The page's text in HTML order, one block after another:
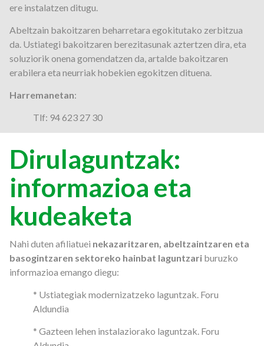
ere instalatzen ditugu.
Abeltzain bakoitzaren beharretara egokitutako zerbitzua
da. Ustiategi bakoitzaren berezitasunak aztertzen dira, eta
soluziorik onena gomendatzen da, artalde bakoitzaren
erabilera eta neurriak hobekien egokitzen dituena.
Harremanetan:
Tlf: 94 623 27 30
Dirulaguntzak:
informazioa eta
kudeaketa
Nahi duten afiliatuei nekazaritzaren, abeltzaintzaren eta
basogintzaren sektoreko hainbat laguntzari buruzko
informazioa emango diegu:
* Ustiategiak modernizatzeko laguntzak. Foru
Aldundia
* Gazteen lehen instalaziorako laguntzak. Foru